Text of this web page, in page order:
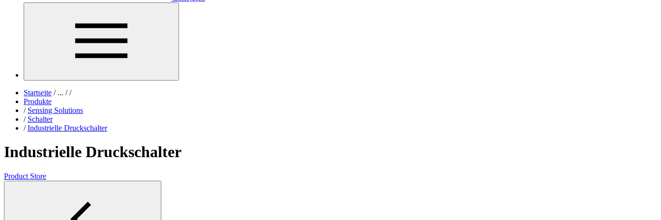
Startseite /... / /
Produkte
/ Sensing Solutions
/ Schalter
/ Industrielle Druckschalter
Industrielle Druckschalter
Product Store